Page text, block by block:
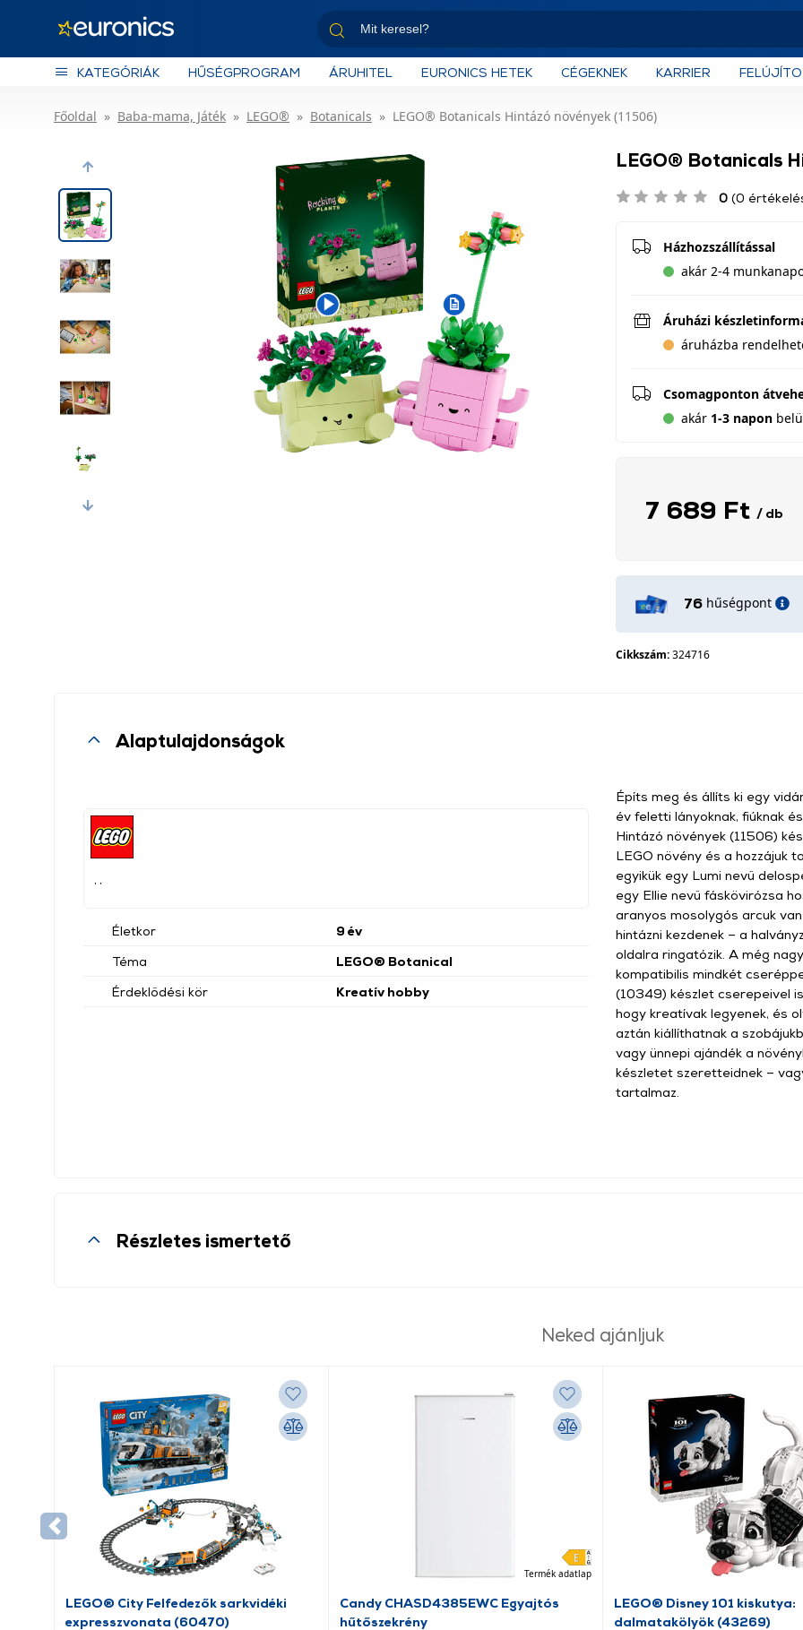
KATEGÓRIÁK HŰSÉGPROGRAM ÁRUHITEL EURONICS HETEK CÉGEKNEK KARRIER
Főoldal Baba-mama, Játék LEGO® Botanicals LEGO® Botanicals Hintázó növények (11506)
Previous
Next
LEGO® Botanicals
0 (0
Házhozszállítással
akár 2-4
Áruházi
áruházba
Csomagponton
akár 1-3 napon
7 689 Ft / db
76 hűségpont
Cikkszám:324716
Alaptulajdonságok
Életkor
9 év
Téma
LEGO® Botanical
Érdeklődési kör
Kreatív hobby
Építs meg és állíts ki egy
év feletti lányoknak, fiúknak
Hintázó növények (11506)
LEGO növény és a hozzájuk
egyikük egy Lumi nevű
egy Ellie nevű fáskövirózsa
aranyos mosolygós arcuk
hintázni kezdenek – a
oldalra ringatózik. A még
kompatibilis mindkét
(10349) készlet cserepeivel
hogy kreatívak legyenek, és
aztán kiállíthatnak a
vagy ünnepi ajándék a
készletet szeretteidnek –
tartalmaz.
Részletes ismertető
Neked ajánljuk
LEGO® City Felfedezők sarkvidéki
expresszvonata (60470)
Termék adatlap
Candy CHASD4385EWC Egyajtós
hűtőszekrény
LEGO® Disney 101 kiskutya:
dalmatakölyök (43269)